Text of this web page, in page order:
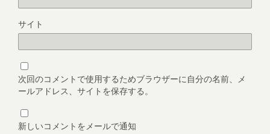
サイト
次回のコメントで使用するためブラウザーに自分の名前、メ
ールアドレス、サイトを保存する。
新しいコメントをメールで通知